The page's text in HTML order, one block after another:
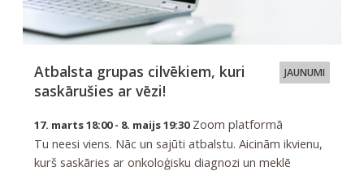
JAUNUMI
Atbalsta grupas cilvēkiem, kuri
saskārušies ar vēzi!
17. marts 18:00 - 8. maijs 19:30Zoom platformā
Tu neesi viens. Nāc un sajūti atbalstu. Aicinām ikvienu,
kurš saskāries ar onkoloģisku diagnozi un meklē